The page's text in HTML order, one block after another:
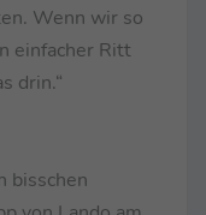
Wenn wir so
einfacher Ritt
drin.“
bisschen